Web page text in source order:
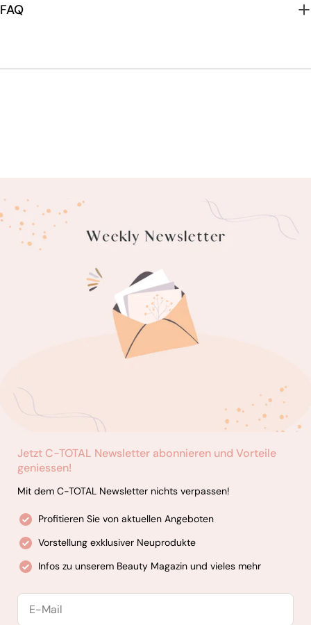
FAQ
Jetzt C-TOTAL Newsletter abonnieren und Vorteile
geniessen!
Mit dem C-TOTAL Newsletter nichts verpassen!
Profitieren Sie von aktuellen Angeboten
Vorstellung exklusiver Neuprodukte
Infos zu unserem Beauty Magazin und vieles mehr
E-